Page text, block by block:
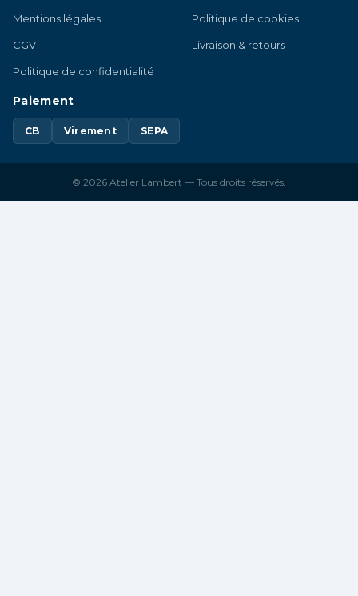
Mentions légales
CGV
Politique de confidentialité
Politique de cookies
Livraison & retours
Paiement
CB Virement SEPA
© 2026 Atelier Lambert — Tous droits réservés.